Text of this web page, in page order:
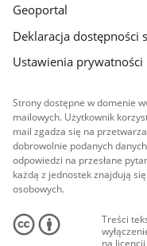
Geoportal
Deklaracja dostępności
Ustawienia prywatności
Strony dostępne w domenie
mailowych. Użytkownik
mail zgadza się na
dobrowolnie podanych
odpowiedzi na przesłane
każdą z jednostek znajdują
osobowych.
Treści
na